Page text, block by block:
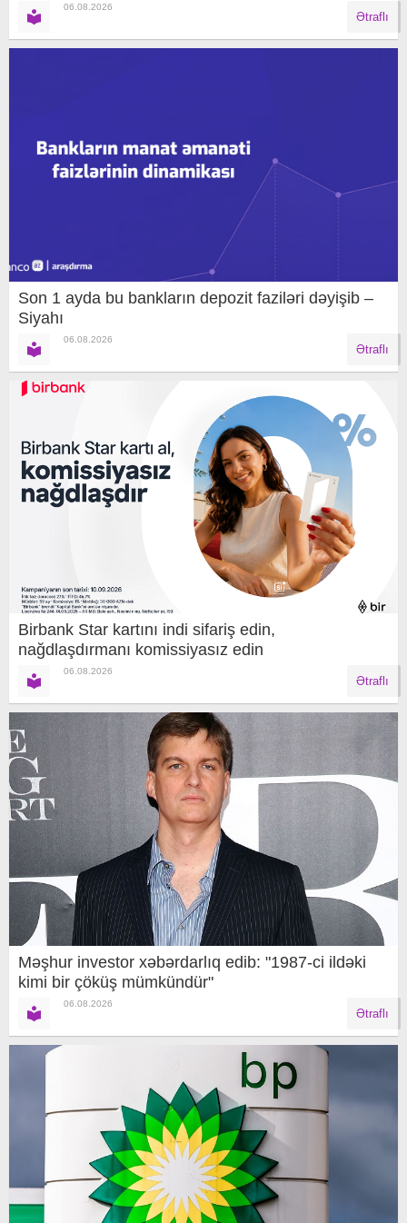
06.08.2026
Ətraflı
Son 1 ayda bu bankların depozit faziləri dəyişib –
Siyahı
06.08.2026
Ətraflı
Birbank Star kartını indi sifariş edin,
nağdlaşdırmanı komissiyasız edin
06.08.2026
Ətraflı
Məşhur investor xəbərdarlıq edib: "1987-ci ildəki
kimi bir çöküş mümkündür"
06.08.2026
Ətraflı